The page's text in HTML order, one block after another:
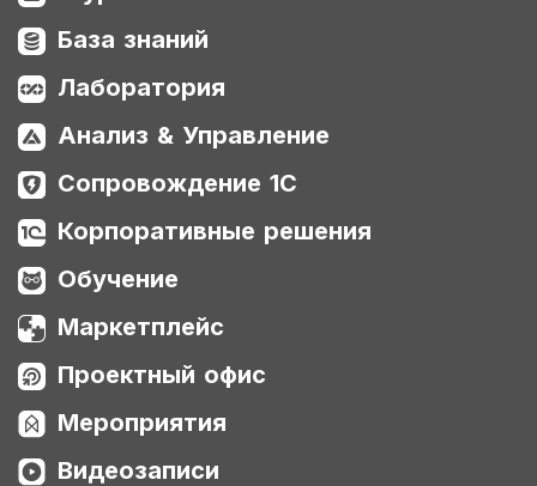
База знаний
Лаборатория
Анализ & Управление
Сопровождение 1С
Корпоративные решения
Обучение
Маркетплейс
Проектный офис
Мероприятия
Видеозаписи